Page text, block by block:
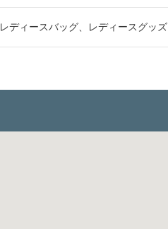
レディースバッグ、レディースグッズ